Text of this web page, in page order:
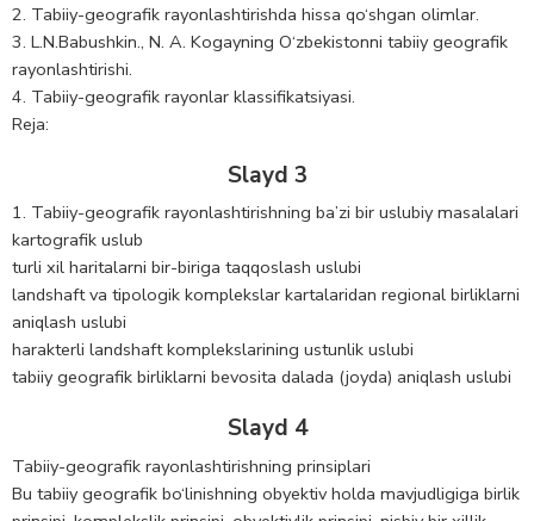
2. Tabiiy-geografik rayonlashtirishda hissa qo‘shgan olimlar.
3. L.N.Babushkin., N. A. Kogayning O‘zbekistonni tabiiy geografik
rayonlashtirishi.
4. Tabiiy-geografik rayonlar klassifikatsiyasi.
Reja:
Slayd 3
1. Tabiiy-geografik rayonlashtirishning ba’zi bir uslubiy masalalari
kartografik uslub
turli xil haritalarni bir-biriga taqqoslash uslubi
landshaft va tipologik komplekslar kartalaridan regional birliklarni
aniqlash uslubi
harakterli landshaft komplekslarining ustunlik uslubi
tabiiy geografik birliklarni bevosita dalada (joyda) aniqlash uslubi
Slayd 4
Tabiiy-geografik rayonlashtirishning prinsiplari
Bu tabiiy geografik bo‘linishning obyektiv holda mavjudligiga birlik